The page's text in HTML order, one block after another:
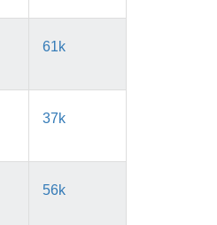
61k
37k
56k